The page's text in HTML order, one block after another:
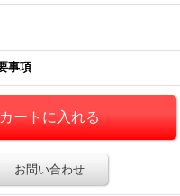
事項
お問い合わせ